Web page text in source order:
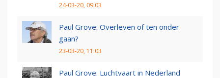
24-03-20, 09:03
Paul Grove: Overleven of ten onder
gaan?
23-03-20, 11:03
Paul Grove: Luchtvaart in Nederland